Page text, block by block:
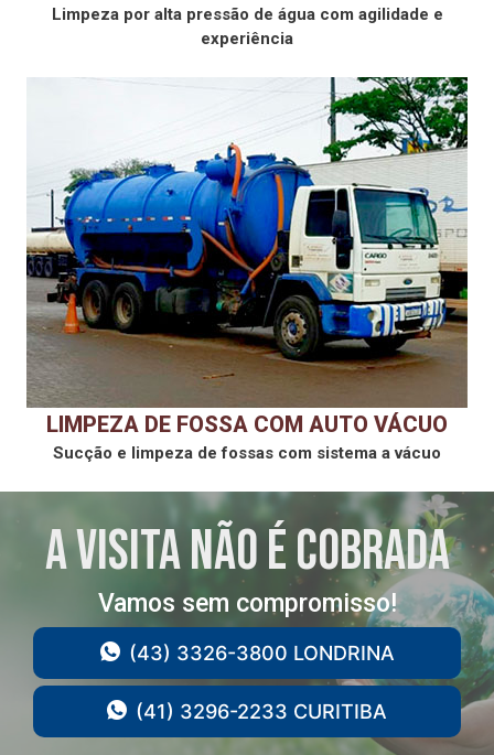
Limpeza por alta pressão de água com agilidade e
experiência
LIMPEZA DE FOSSA COM AUTO VÁCUO
Sucção e limpeza de fossas com sistema a vácuo
A VISITA NÃO É COBRADA
Vamos sem compromisso!
(43) 3326-3800 LONDRINA
(41) 3296-2233 CURITIBA